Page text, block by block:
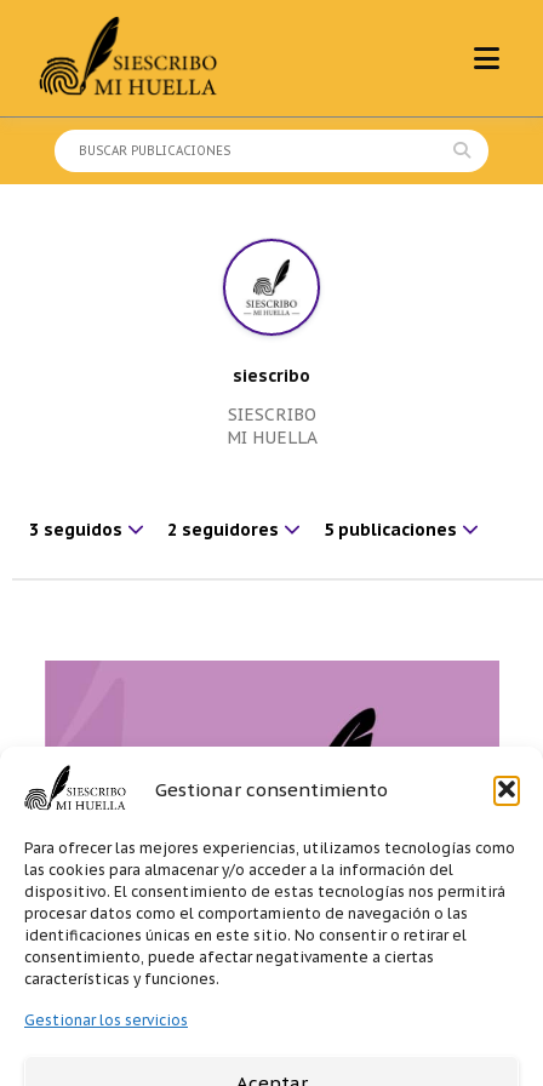
Gestionar consentimiento
Para ofrecer las mejores experiencias, utilizamos tecnologías como
las cookies para almacenar y/o acceder a la información del
dispositivo. El consentimiento de estas tecnologías nos permitirá
procesar datos como el comportamiento de navegación o las
identificaciones únicas en este sitio. No consentir o retirar el
consentimiento, puede afectar negativamente a ciertas
características y funciones.
Gestionar los servicios
content
Buscar:
siescribo
SIESCRIBO
MI HUELLA
3 seguidos 2 seguidores 5 publicaciones